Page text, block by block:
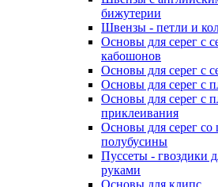
бижутерии
Швензы - петли и
Основы для серег с
кабошонов
Основы для серег с
Основы для серег с
Основы для серег с
приклеивания
Основы для серег
полубусины
Пуссеты - гвоздики
руками